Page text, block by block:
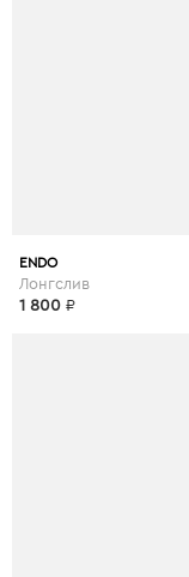
ENDO
Лонгслив
1 800 ₽